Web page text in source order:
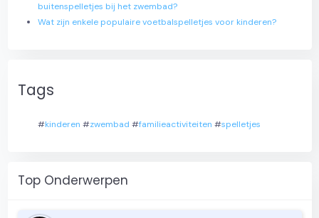
buitenspelletjes bij het zwembad?
Wat zijn enkele populaire voetbalspelletjes voor kinderen?
Tags
#kinderen #zwembad #familieactiviteiten #spelletjes
Top Onderwerpen